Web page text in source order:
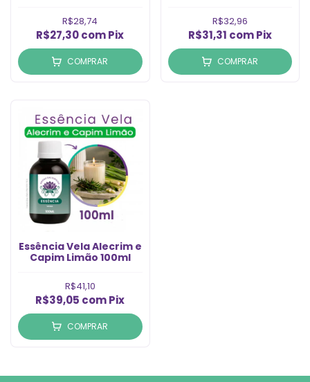
R$28,74
R$27,30comPix
COMPRAR
R$32,96
R$31,31 com Pix
COMPRAR
Essência Vela Alecrim e
Capim Limão 100ml
R$41,10
R$39,05 comPix
COMPRAR